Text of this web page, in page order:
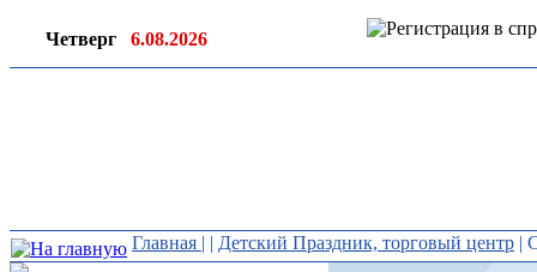
Четверг 6.08.2026
Главная | | Детский Праздник, торговый центр |